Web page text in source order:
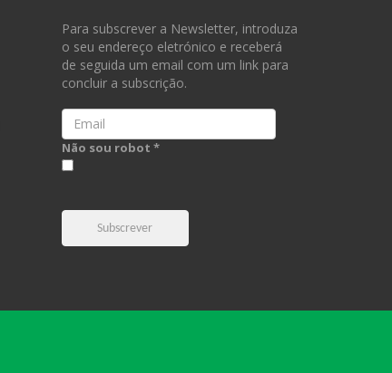
Para subscrever a Newsletter, introduza
o seu endereço eletrónico e receberá
de seguida um email com um link para
concluir a subscrição.
Email
Não sou robot *
Subscrever